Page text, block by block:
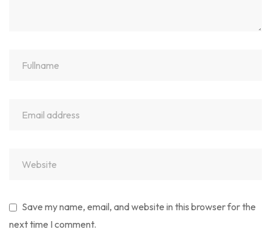
Save my name, email, and website in this browser for the
next time I comment.